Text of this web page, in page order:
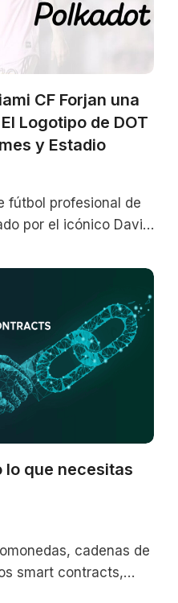
CF Forjan una
Logotipo de DOT
y Estadio
fútbol profesional de
por el icónico David
que necesitas
cadenas de
smart contracts,